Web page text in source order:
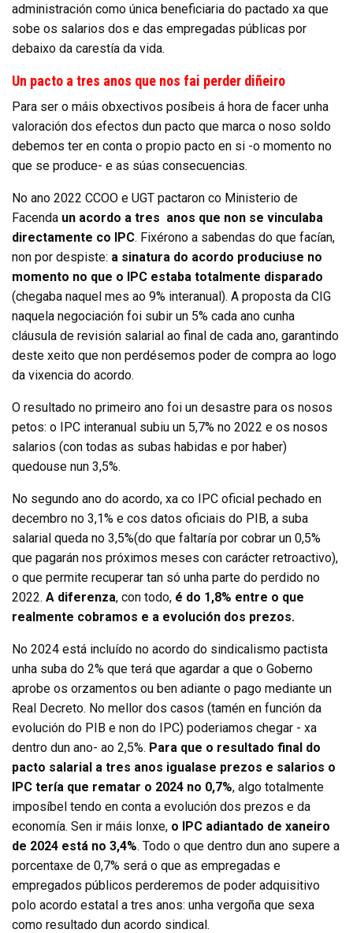
administración como única beneficiaria do pactado xa que
sobe os salarios dos e das empregadas públicas por
debaixo da carestía da vida.
Un pacto a tres anos que nos fai perder diñeiro
Para ser o máis obxectivos posíbeis á hora de facer unha
valoración dos efectos dun pacto que marca o noso soldo
debemos ter en conta o propio pacto en si -o momento no
que se produce- e as súas consecuencias.
No ano 2022 CCOO e UGT pactaron co Ministerio de
Facenda un acordo a tres anos que non se vinculaba
directamente co IPC. Fixérono a sabendas do que facían,
non por despiste: a sinatura do acordo produciuse no
momento no que o IPC estaba totalmente disparado
(chegaba naquel mes ao 9% interanual). A proposta da CIG
naquela negociación foi subir un 5% cada ano cunha
cláusula de revisión salarial ao final de cada ano, garantindo
deste xeito que non perdésemos poder de compra ao logo
da vixencia do acordo.
O resultado no primeiro ano foi un desastre para os nosos
petos: o IPC interanual subiu un 5,7% no 2022 e os nosos
salarios (con todas as subas habidas e por haber)
quedouse nun 3,5%.
No segundo ano do acordo, xa co IPC oficial pechado en
decembro no 3,1% e cos datos oficiais do PIB, a suba
salarial queda no 3,5%(do que faltaría por cobrar un 0,5%
que pagarán nos próximos meses con carácter retroactivo),
o que permite recuperar tan só unha parte do perdido no
2022. A diferenza, con todo, é do 1,8% entre o que
realmente cobramos e a evolución dos prezos.
No 2024 está incluído no acordo do sindicalismo pactista
unha suba do 2% que terá que agardar a que o Goberno
aprobe os orzamentos ou ben adiante o pago mediante un
Real Decreto. No mellor dos casos (tamén en función da
evolución do PIB e non do IPC) poderiamos chegar - xa
dentro dun ano- ao 2,5%. Para que o resultado final do
pacto salarial a tres anos igualase prezos e salarios o
IPC tería que rematar o 2024 no 0,7%, algo totalmente
imposíbel tendo en conta a evolución dos prezos e da
economía. Sen ir máis lonxe, o IPC adiantado de xaneiro
de 2024 está no 3,4%. Todo o que dentro dun ano supere a
porcentaxe de 0,7% será o que as empregadas e
empregados públicos perderemos de poder adquisitivo
polo acordo estatal a tres anos: unha vergoña que sexa
como resultado dun acordo sindical.